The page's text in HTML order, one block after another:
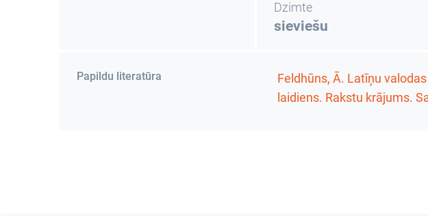
Dzimte
sieviešu
Papildu literatūra Feldhūns, Ā. Latīņu
laidiens. Rakstu krājums.